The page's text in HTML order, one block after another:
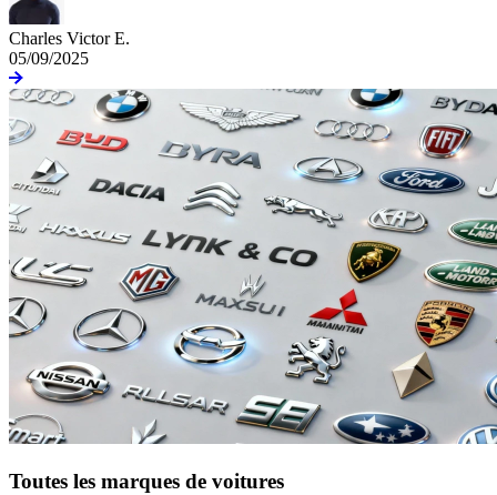
Charles Victor E.
05/09/2025
Toutes les marques de voitures